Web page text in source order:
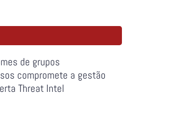
de grupos
compromete a gestão
Threat Intel